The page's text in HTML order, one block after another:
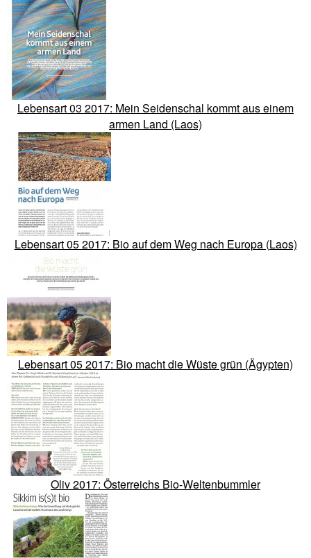
Lebensart 03 2017: Mein Seidenschal kommt aus einem
armen Land (Laos)
Lebensart 05 2017: Bio auf dem Weg nach Europa (Laos)
Lebensart 05 2017: Bio macht die Wüste grün (Ägypten)
Oliv 2017: Österreichs Bio-Weltenbummler